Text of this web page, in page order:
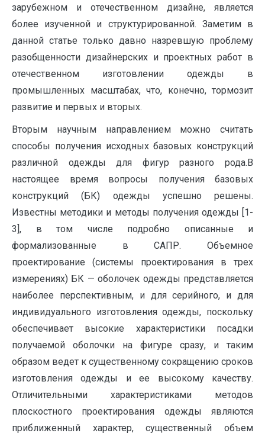
зарубежном и отечественном дизайне, является
более изученной и структурированной. Заметим в
данной статье только давно назревшую проблему
разобщенности дизайнерских и проектных работ в
отечественном изготовлении одежды в
промышленных масштабах, что, конечно, тормозит
развитие и первых и вторых.
Вторым научным направлением можно считать
способы получения исходных базовых конструкций
различной одежды для фигур разного рода.В
настоящее время вопросы получения базовых
конструкций (БК) одежды успешно решены.
Известны методики и методы получения одежды [1-
3], в том числе подробно описанные и
формализованные в САПР. Объемное
проектирование (системы проектирования в трех
измерениях) БК — оболочек одежды представляется
наиболее перспективным, и для серийного, и для
индивидуального изготовления одежды, поскольку
обеспечивает высокие характеристики посадки
получаемой оболочки на фигуре сразу, и таким
образом ведет к существенному сокращению сроков
изготовления одежды и ее высокому качеству.
Отличительными характеристиками методов
плоскостного проектирования одежды являются
приближенный характер, существенный объем